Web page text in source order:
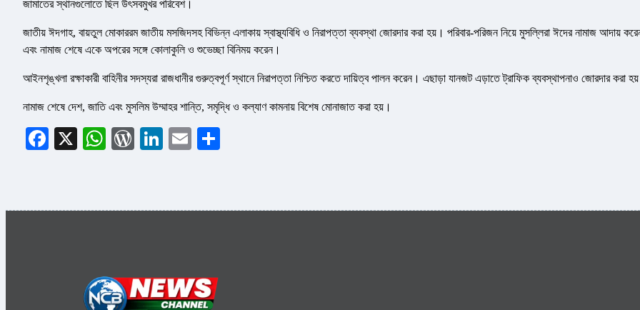
জামাতের স্থানগুলোতে ছিল উৎসবমুখর পরিবেশ।
জাতীয় ঈদগাহ, বায়তুল মোকাররম জাতীয় মসজিদসহ বিভিন্ন এলাকায় স্বাস্থ্যবিধি ও নিরাপত্তা ব্যবস্থা জোরদার করা হয়। পরিবার-পরিজন নিয়ে মুসল্লিরা ঈদের নামাজ আদায়
এবং নামাজ শেষে একে অপরের সঙ্গে কোলাকুলি ও শুভেচ্ছা বিনিময় করেন।
আইনশৃঙ্খলা রক্ষাকারী বাহিনীর সদস্যরা রাজধানীর গুরুত্বপূর্ণ স্থানে নিরাপত্তা নিশ্চিত করতে দায়িত্ব পালন করেন। এছাড়া যানজট এড়াতে ট্রাফিক ব্যবস্থাপনাও জোরদার করা
নামাজ শেষে দেশ, জাতি এবং মুসলিম উম্মাহর শান্তি, সমৃদ্ধি ও কল্যাণ কামনায় বিশেষ মোনাজাত করা হয়।
Facebook
X WhatsApp
WordPress
LinkedIn
Email